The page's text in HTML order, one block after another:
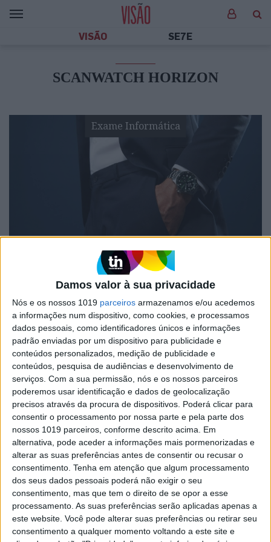
Damos valor à sua privacidade
Nós e os nossos 1019 parceiros armazenamos e/ou acedemos
a informações num dispositivo, como cookies, e processamos
dados pessoais, como identificadores únicos e informações
padrão enviadas por um dispositivo para publicidade e
conteúdos personalizados, medição de publicidade e
conteúdos, pesquisa de audiências e desenvolvimento de
serviços. Com a sua permissão, nós e os nossos parceiros
poderemos usar identificação e dados de geolocalização
precisos através da procura de dispositivos. Poderá clicar para
consentir o processamento por nossa parte e pela parte dos
nossos 1019 parceiros, conforme descrito acima. Em
alternativa, pode aceder a informações mais pormenorizadas e
alterar as suas preferências antes de consentir ou recusar o
consentimento. Tenha em atenção que algum processamento
dos seus dados pessoais poderá não exigir o seu
consentimento, mas que tem o direito de se opor a esse
processamento. As suas preferências serão aplicadas apenas a
este website. Você pode alterar suas preferências ou retirar seu
consentimento a qualquer momento voltando a este site e
VISÃO SE7E
SCANWATCH HORIZON
Exame Informática
EXAME INFORMÁTICA EXCLUSIVO
Withings ScanWatch Horizon em
análise: Mestre do disfarce
Colocamos à prova um relógio híbrido, que
conjuga um look clássico com funcionalidades
inteligentes. É até capaz de fazer um ECG
SITES DO GRUPO TRUST IN NEWS
Visão Visão Se7e